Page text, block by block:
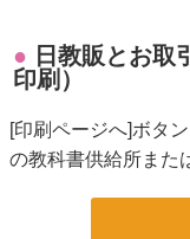
日教販とお取
印刷）
[印刷ページへ]ボタ
の教科書供給所また